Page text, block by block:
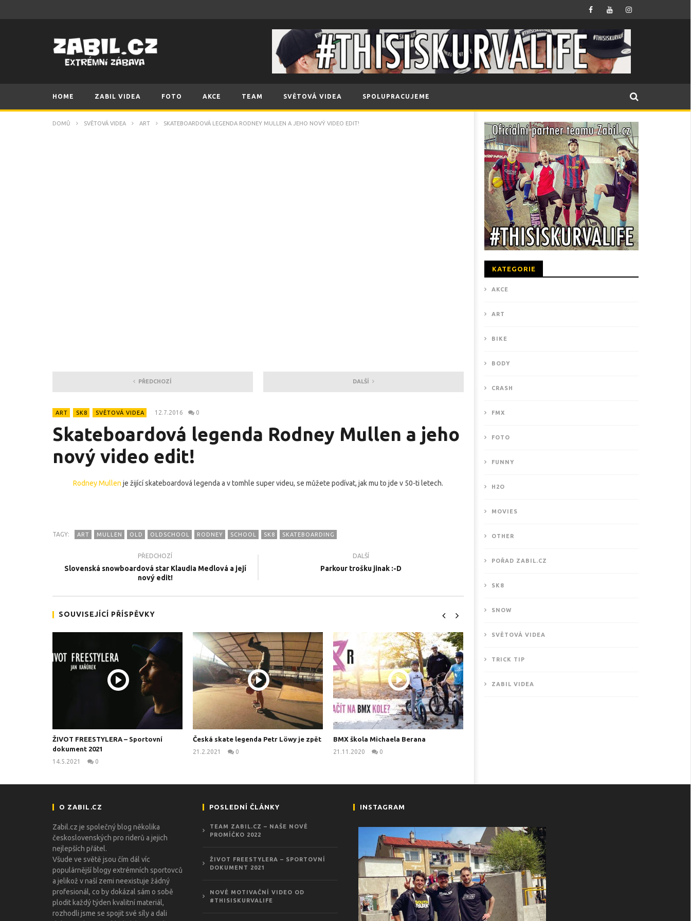
HOME ZABIL VIDEA FOTO AKCE TEAM SVĚTOVÁ VIDEA SPOLUPRACUJEME
DOMŮ SVĚTOVÁ VIDEA ART SKATEBOARDOVÁ LEGENDA RODNEY MULLEN A JEHO NOVÝ VIDEO EDIT!
PŘEDCHOZÍ DALŠÍ
ART SK8 SVĚTOVÁ VIDEA 12.7.2016 0
Skateboardová legenda Rodney Mullen a jeho
nový video edit!
TEĎ PROHLÍŽENÉ
Skateboardová legenda Rodney
Team Zabil.cz - Naše nové
#THISISKURVALIFE
Rodney Mullen je žijící skateboardová legenda a v tomhle super videu, se můžete podívat, jak mu to jde v 50-ti letech.
TAGY: ART MULLEN OLD OLDSCHOOL RODNEY SCHOOL SK8 SKATEBOARDING
PŘEDCHOZÍ
Slovenská snowboardová star Klaudia Medlová a její
nový edit!
DALŠÍ
Parkour trošku jinak :-D
SOUVISEJÍCÍ PŘÍSPĚVKY
ŽIVOT FREESTYLERA – Sportovní
dokument 2021
14.5.2021
0
Česká skate legenda Petr Löwy je zpět
21.2.2021
0
BMX škola Michaela Berana
21.11.2020
0
KATEGORIE
AKCE
ART
BIKE
BODY
CRASH
FMX
FOTO
FUNNY
H2O
MOVIES
OTHER
POŘAD ZABIL.CZ
SK8
SNOW
SVĚTOVÁ VIDEA
TRICK TIP
ZABIL VIDEA
O ZABIL.CZ
Zabil.cz je společný blog několika
československých pro riderů a jejich
nejlepších přátel.
Všude ve světě jsou čím dál víc
populárnější blogy extrémních sportovců
a jelikož v naší zemi neexistuje žádný
profesionál, co by dokázal sám o sobě
plodit každý týden kvalitní materiál,
rozhodli jsme se spojit své síly a dali
POSLEDNÍ ČLÁNKY
TEAM ZABIL.CZ – NAŠE NOVÉ
PROMÍČKO 2022
ŽIVOT FREESTYLERA – SPORTOVNÍ
DOKUMENT 2021
NOVÉ MOTIVAČNÍ VIDEO OD
#THISISKURVALIFE
INSTAGRAM